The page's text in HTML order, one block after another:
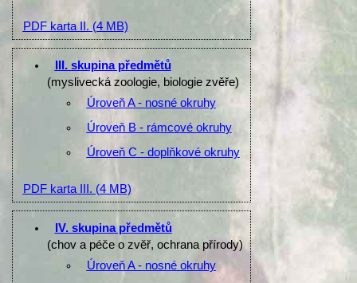
PDF karta II. (4 MB)
III. skupina předmětů
(myslivecká zoologie, biologie zvěře)
Úroveň A - nosné okruhy
Úroveň B - rámcové okruhy
Úroveň C - doplňkové okruhy
PDF karta III. (4 MB)
IV. skupina předmětů
(chov a péče o zvěř, ochrana přírody)
Úroveň A - nosné okruhy